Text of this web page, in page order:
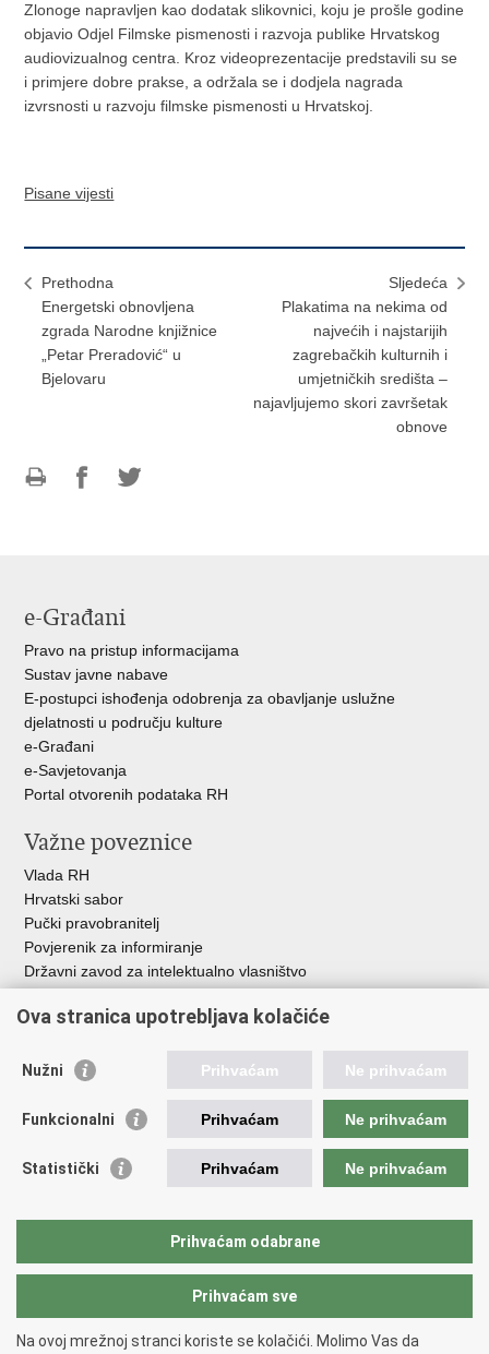
Zlonoge napravljen kao dodatak slikovnici, koju je prošle godine
objavio Odjel Filmske pismenosti i razvoja publike Hrvatskog
audiovizualnog centra. Kroz videoprezentacije predstavili su se
i primjere dobre prakse, a održala se i dodjela nagrada
izvrsnosti u razvoju filmske pismenosti u Hrvatskoj.
Pisane vijesti
Prethodna
Energetski obnovljena
zgrada Narodne knjižnice
„Petar Preradović“ u
Bjelovaru
Sljedeća
Plakatima na nekima od
najvećih i najstarijih
zagrebačkih kulturnih i
umjetničkih središta –
najavljujemo skori završetak
obnove
e-Građani
Pravo na pristup informacijama
Sustav javne nabave
E-postupci ishođenja odobrenja za obavljanje uslužne
djelatnosti u području kulture
e-Građani
e-Savjetovanja
Portal otvorenih podataka RH
Važne poveznice
Vlada RH
Hrvatski sabor
Pučki pravobranitelj
Povjerenik za informiranje
Državni zavod za intelektualno vlasništvo
HAKOM
Ostale poveznice
Hrvatski audiovizualni centar
Creative Europe
EU National Institutes for Culture
Međunarodni centar za podvodnu arheologiju u Zadru (MCPA)
Ova stranica upotrebljava kolačiće
Nužni Prihvaćam Ne prihvaćam
Funkcionalni Prihvaćam Ne prihvaćam
Statistički Prihvaćam Ne prihvaćam
Prihvaćam odabrane
Prihvaćam sve
Na ovoj mrežnoj stranci koriste se kolačići. Molimo Vas da